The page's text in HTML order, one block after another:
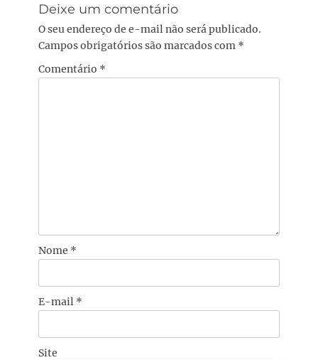
Deixe um comentário
O seu endereço de e-mail não será publicado.
Campos obrigatórios são marcados com *
Comentário *
Nome *
E-mail *
Site